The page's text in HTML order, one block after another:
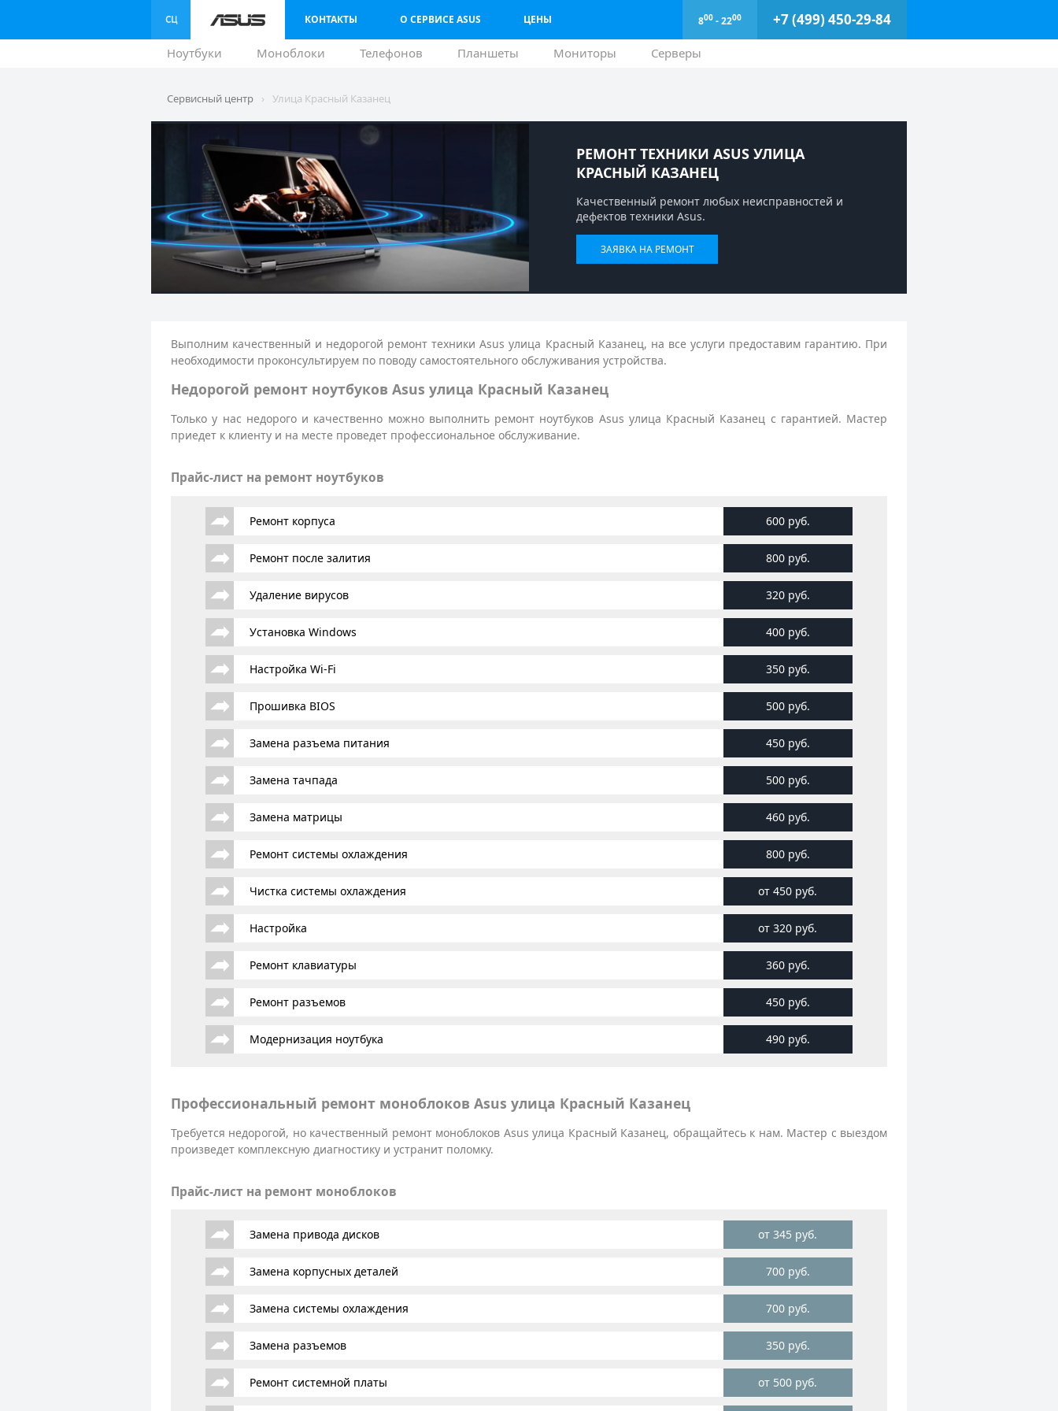
КОНТАКТЫ О СЕРВИСЕ ASUS ЦЕНЫ 800 - 2200 +7 (499) 450-29-84
Ноутбуки Моноблоки Телефонов Планшеты Мониторы Серверы
Сервисный центр › Улица Красный Казанец
РЕМОНТ ТЕХНИКИ ASUS УЛИЦА
КРАСНЫЙ КАЗАНЕЦ
Качественный ремонт любых неисправностей и
дефектов техники Asus.
ЗАЯВКА НА РЕМОНТ
Выполним качественный и недорогой ремонт техники Asus улица Красный Казанец, на все услуги предоставим гарантию. При
необходимости проконсультируем по поводу самостоятельного обслуживания устройства.
Недорогой ремонт ноутбуков Asus улица Красный Казанец
Только у нас недорого и качественно можно выполнить ремонт ноутбуков Asus улица Красный Казанец с гарантией. Мастер
приедет к клиенту и на месте проведет профессиональное обслуживание.
Прайс-лист на ремонт ноутбуков
Ремонт корпуса 600 руб.
Ремонт после залития 800 руб.
Удаление вирусов 320 руб.
Установка Windows 400 руб.
Настройка Wi-Fi 350 руб.
Прошивка BIOS 500 руб.
Замена разъема питания 450 руб.
Замена тачпада 500 руб.
Замена матрицы 460 руб.
Ремонт системы охлаждения 800 руб.
Чистка системы охлаждения от 450 руб.
Настройка от 320 руб.
Ремонт клавиатуры 360 руб.
Ремонт разъемов 450 руб.
Модернизация ноутбука 490 руб.
Профессиональный ремонт моноблоков Asus улица Красный Казанец
Требуется недорогой, но качественный ремонт моноблоков Asus улица Красный Казанец, обращайтесь к нам. Мастер с выездом
произведет комплексную диагностику и устранит поломку.
Прайс-лист на ремонт моноблоков
Замена привода дисков от 345 руб.
Замена корпусных деталей 700 руб.
Замена системы охлаждения 700 руб.
Замена разъемов 350 руб.
Ремонт системной платы от 500 руб.